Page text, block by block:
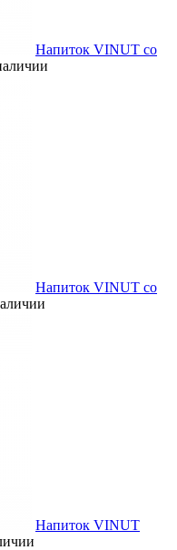
Напиток VINUT со
Напиток VINUT со
Напиток VINUT